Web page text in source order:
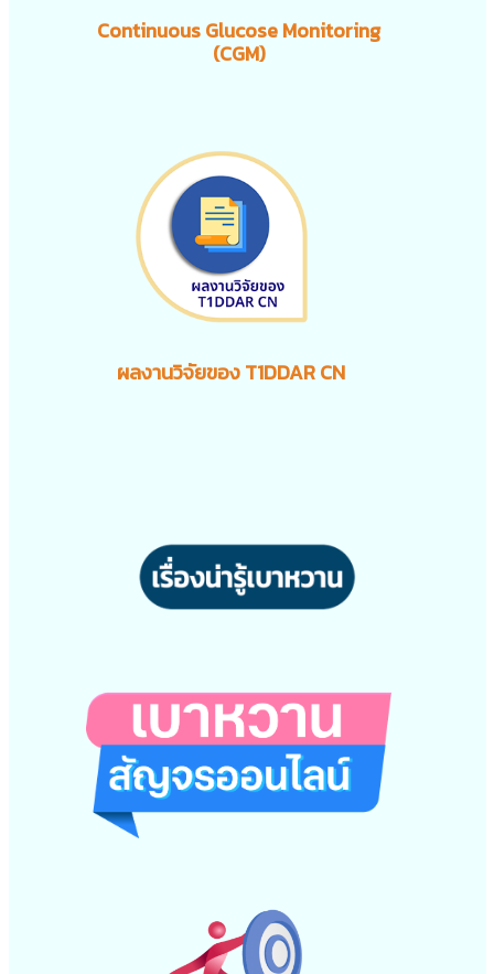
Continuous Glucose Monitoring
(CGM)
ผลงานวิจัยของ T1DDAR CN